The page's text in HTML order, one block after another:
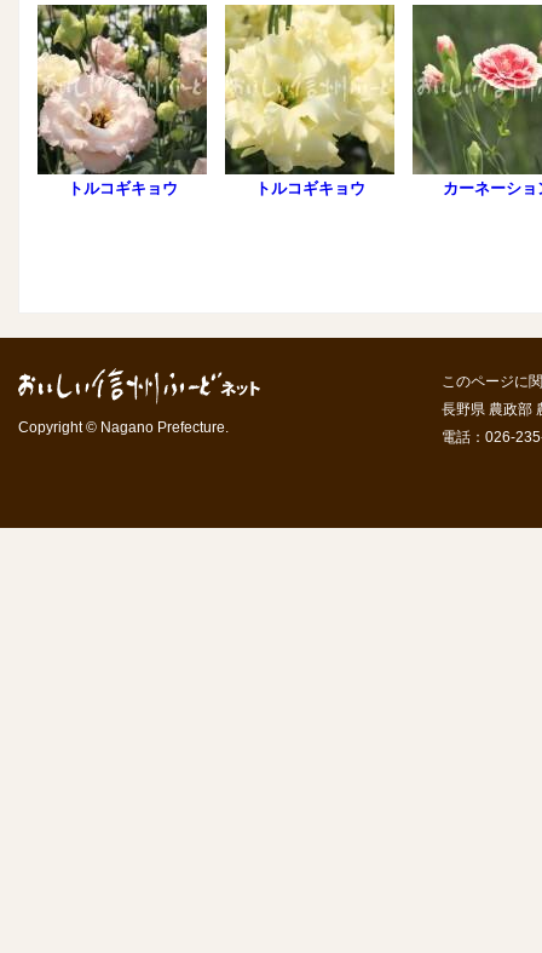
トルコギキョウ トルコギキョウ カーネーショ
Copyright © Nagano Prefecture.
このページに
長野県 農政部
電話：026-